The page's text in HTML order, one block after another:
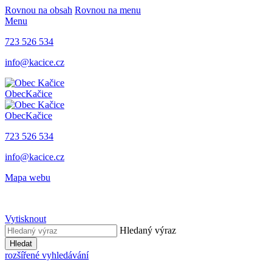
Rovnou na obsah Rovnou na menu
Menu
723 526 534
info@kacice.cz
ObecKačice
ObecKačice
723 526 534
info@kacice.cz
Mapa webu
Vytisknout
Hledaný výraz
Hledat
rozšířené vyhledávání